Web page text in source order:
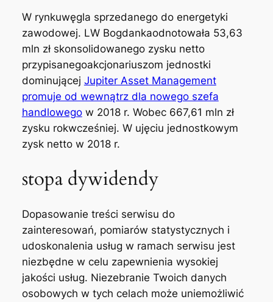
W rynkuwęgla sprzedanego do energetyki
zawodowej. LW Bogdankaodnotowała 53,63
mln zł skonsolidowanego zysku netto
przypisanegoakcjonariuszom jednostki
dominującej Jupiter Asset Management
promuje od wewnątrz dla nowego szefa
handlowegow 2018 r. Wobec 667,61 mln zł
zysku rokwcześniej. W ujęciu jednostkowym
zysk netto w 2018 r.
stopa dywidendy
Dopasowanie treści serwisu do
zainteresowań, pomiarów statystycznych i
udoskonalenia usług w ramach serwisu jest
niezbędne w celu zapewnienia wysokiej
jakości usług. Niezebranie Twoich danych
osobowych w tych celach może uniemożliwić